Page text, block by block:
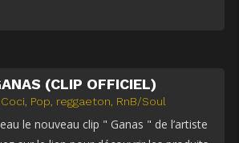
(CLIP OFFICIEL)
Pop reggaeton RnB/Soul
le nouveau clip " Ganas " de l’artiste